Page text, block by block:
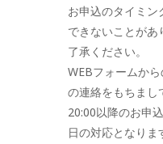
お申込のタイミ
できないことが
了承ください。
WEBフォームか
の連絡をもちまし
20:00以降のお申
日の対応となりま